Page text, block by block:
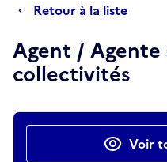
Retour à la liste
Agent /
collectivités
Actions rapides
Voir